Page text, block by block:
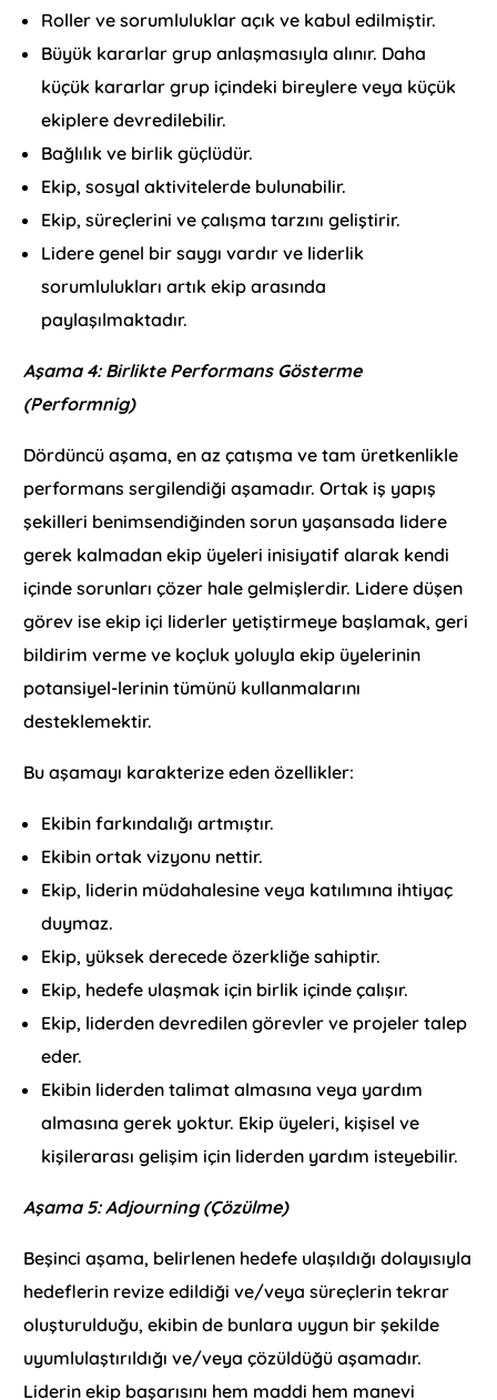
Roller ve sorumluluklar açık ve kabul edilmiştir.
Büyük kararlar grup anlaşmasıyla alınır. Daha
küçük kararlar grup içindeki bireylere veya küçük
ekiplere devredilebilir.
Bağlılık ve birlik güçlüdür.
Ekip, sosyal aktivitelerde bulunabilir.
Ekip, süreçlerini ve çalışma tarzını geliştirir.
Lidere genel bir saygı vardır ve liderlik
sorumlulukları artık ekip arasında
paylaşılmaktadır.
Aşama 4: Birlikte Performans Gösterme
(Performnig)
Dördüncü aşama, en az çatışma ve tam üretkenlikle
performans sergilendiği aşamadır. Ortak iş yapış
şekilleri benimsendiğinden sorun yaşansada lidere
gerek kalmadan ekip üyeleri inisiyatif alarak kendi
içinde sorunları çözer hale gelmişlerdir. Lidere düşen
görev ise ekip içi liderler yetiştirmeye başlamak, geri
bildirim verme ve koçluk yoluyla ekip üyelerinin
potansiyel-lerinin tümünü kullanmalarını
desteklemektir.
Bu aşamayı karakterize eden özellikler:
Ekibin farkındalığı artmıştır.
Ekibin ortak vizyonu nettir.
Ekip, liderin müdahalesine veya katılımına ihtiyaç
duymaz.
Ekip, yüksek derecede özerkliğe sahiptir.
Ekip, hedefe ulaşmak için birlik içinde çalışır.
Ekip, liderden devredilen görevler ve projeler talep
eder.
Ekibin liderden talimat almasına veya yardım
almasına gerek yoktur. Ekip üyeleri, kişisel ve
kişilerarası gelişim için liderden yardım isteyebilir.
Aşama 5: Adjourning (Çözülme)
Beşinci aşama, belirlenen hedefe ulaşıldığı dolayısıyla
hedeflerin revize edildiği ve/veya süreçlerin tekrar
oluşturulduğu, ekibin de bunlara uygun bir şekilde
uyumlulaştırıldığı ve/veya çözüldüğü aşamadır.
Liderin ekip başarısını hem maddi hem manevi